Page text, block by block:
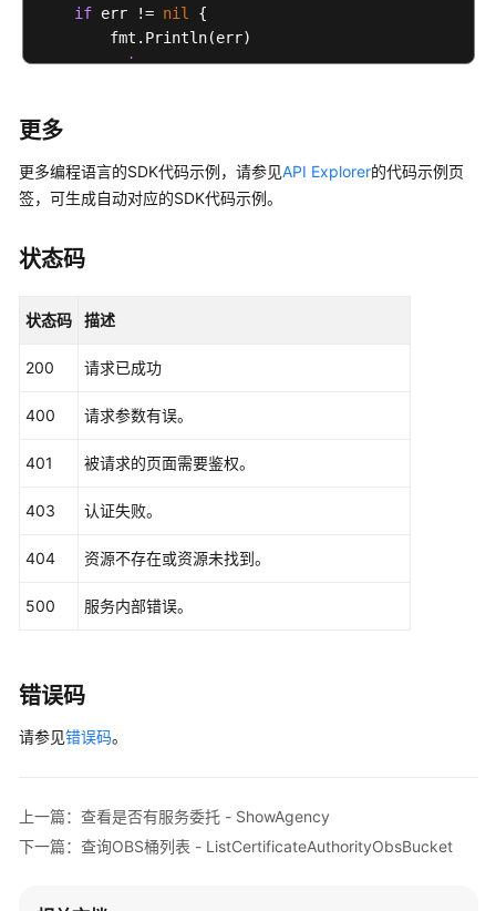
if err != nil
{
        fmt.Println(err)
return
    hcClient, err := ccm.CcmClientBuilder().
         WithCredential(auth).
         SafeBuild()
return
    request := &model.CreateAgencyRequest{}
	response, err := client.CreateAgency(request)
if err ==
    }
else {
    }
更多
更多编程语言的SDK代码示例，请参见API Explorer的代码示例页
签，可生成自动对应的SDK代码示例。
状态码
状态码 描述
200 请求已成功
400 请求参数有误。
401 被请求的页面需要鉴权。
403 认证失败。
404 资源不存在或资源未找到。
500 服务内部错误。
错误码
请参见错误码。
上一篇：查看是否有服务委托 - ShowAgency
下一篇：查询OBS桶列表 - ListCertificateAuthorityObsBucket